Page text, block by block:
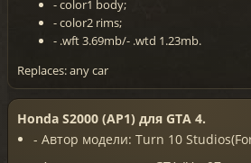
- color1 body;
- color2 rims;
- .wft 3.69mb/- .wtd 1.23mb.
Replaces: any car
Honda S2000 (AP1) для GTA 4.
- Автор модели: Turn 10